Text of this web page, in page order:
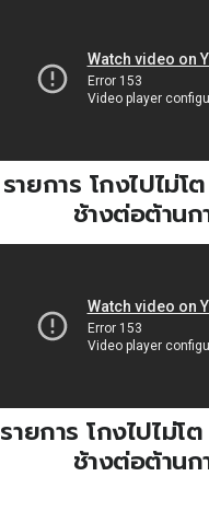
รายการ โกงไปไม่โ
ช้างต่อต้าน
รายการ โกงไปไม่โ
ช้างต่อต้าน